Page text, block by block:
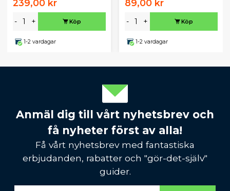
239,00 kr
- + Köp
1-2 vardagar
89,00 kr
- + Köp
1-2 vardagar
Anmäl dig till vårt nyhetsbrev och
få nyheter först av alla!
Få vårt nyhetsbrev med fantastiska
erbjudanden, rabatter och "gör-det-själv"
guider.